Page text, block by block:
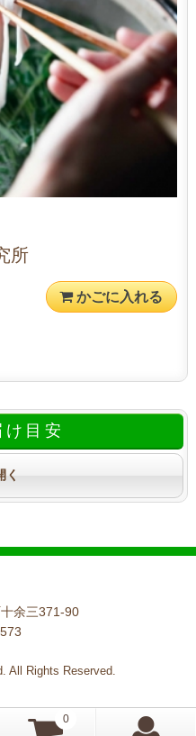
0
所
かごに入れる
目安
余三371-90
All Rights Reserved.